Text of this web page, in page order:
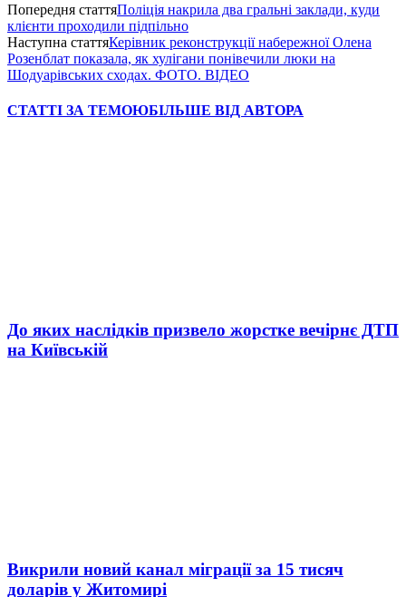
Попередня статтяПоліція накрила два гральні заклади, куди
клієнти проходили підпільно
Наступна статтяКерівник реконструкції набережної Олена
Розенблат показала, як хулігани понівечили люки на
Шодуарівських сходах. ФОТО. ВІДЕО
СТАТТІ ЗА ТЕМОЮБІЛЬШЕ ВІД АВТОРА
До яких наслідків призвело жорстке вечірнє ДТП
на Київській
Викрили новий канал міграції за 15 тисяч
доларів у Житомирі